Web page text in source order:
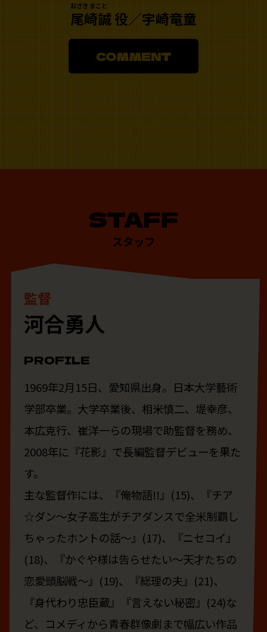
おざき まこと
尾崎誠 役／宇崎竜童
COMMENT
STAFF
スタッフ
監督
河合勇人
PROFILE
1969年2月15日、愛知県出身。日本大学藝術
学部卒業。大学卒業後、相米慎二、堤幸彦、
本広克行、崔洋一らの現場で助監督を務め、
2008年に『花影』で長編監督デビューを果た
す。
主な監督作には、『俺物語!!』(15)、『チア
☆ダン〜女子高生がチアダンスで全米制覇し
ちゃったホントの話〜』(17)、『ニセコイ』
(18)、『かぐや様は告らせたい〜天才たちの
恋愛頭脳戦〜』(19)、『総理の夫』(21)、
『身代わり忠臣蔵』『言えない秘密』(24)な
ど、コメディから青春群像劇まで幅広い作品